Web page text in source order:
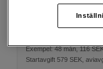
Exempel: 48 mån, 116
Startavgift 579 SEK,